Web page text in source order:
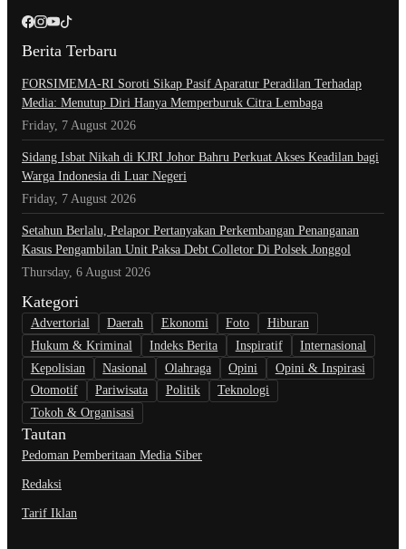
Berita Terbaru
​FORSIMEMA-RI Soroti Sikap Pasif Aparatur Peradilan Terhadap
Media: Menutup Diri Hanya Memperburuk Citra Lembaga
Friday, 7 August 2026
Sidang Isbat Nikah di KJRI Johor Bahru Perkuat Akses Keadilan bagi
Warga Indonesia di Luar Negeri
Friday, 7 August 2026
Setahun Berlalu, Pelapor Pertanyakan Perkembangan Penanganan
Kasus Pengambilan Unit Paksa Debt Colletor Di Polsek Jonggol
Thursday, 6 August 2026
Kategori
Advertorial Daerah Ekonomi Foto
Hiburan
Hukum & Kriminal
Indeks Berita Inspiratif
Internasional
Kepolisian
Nasional Olahraga Opini
Opini & Inspirasi
Otomotif
Pariwisata Politik
Teknologi
Tokoh & Organisasi
Tautan
Pedoman Pemberitaan Media Siber
Redaksi
Tarif Iklan